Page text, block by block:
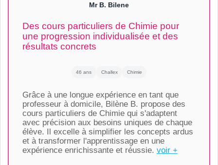
Mr B. Bilene
Des cours particuliers de Chimie pour
une progression individualisée et des
résultats concrets
46 ans Challex Chimie
Grâce à une longue expérience en tant que
professeur à domicile, Bilène B. propose des
cours particuliers de Chimie qui s'adaptent
avec précision aux besoins uniques de chaque
élève. Il excelle à simplifier les concepts ardus
et à transformer l'apprentissage en une
expérience enrichissante et réussie. voir +